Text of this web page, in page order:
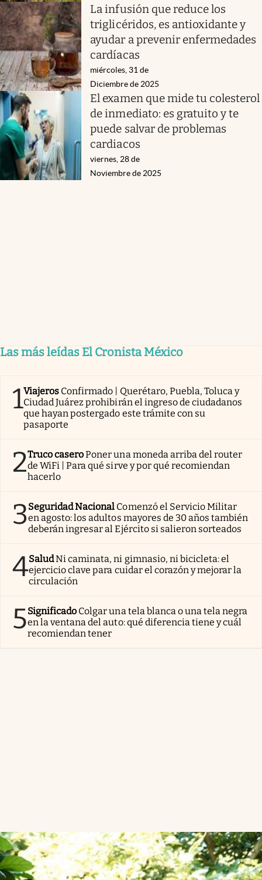
La infusión que reduce los
triglicéridos, es antioxidante y
ayudar a prevenir enfermedades
cardíacas
miércoles, 31 de
Diciembre de 2025
El examen que mide tu colesterol
de inmediato: es gratuito y te
puede salvar de problemas
cardiacos
viernes, 28 de
Noviembre de 2025
Las más leídas El Cronista México
1Viajeros Confirmado | Querétaro, Puebla, Toluca y
Ciudad Juárez prohibirán el ingreso de ciudadanos
que hayan postergado este trámite con su
pasaporte
2Truco caseroPoner una moneda arriba del router
de WiFi | Para qué sirve y por qué recomiendan
hacerlo
3Seguridad Nacional Comenzó el Servicio Militar
en agosto: los adultos mayores de 30 años también
deberán ingresar al Ejército si salieron sorteados
4SaludNi caminata, ni gimnasio, ni bicicleta: el
ejercicio clave para cuidar el corazón y mejorar la
circulación
5Significado Colgar una tela blanca o una tela negra
en la ventana del auto: qué diferencia tiene y cuál
recomiendan tener